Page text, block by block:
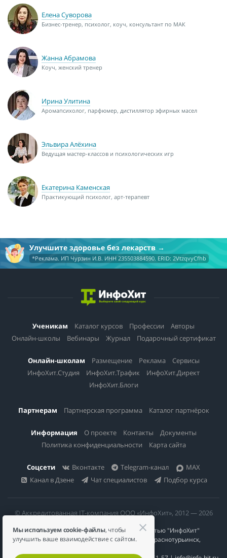
Елена Суворова
Бизнес-тренер, психолог, коуч, консультант по МАК
Жанна Абрамова
Коуч, женский тренер
Ирина Улитина
Аромапсихолог, парфюмер, дистиллятор эфирных масел
Эльвира Алёхина
Ведущая мастер-классов и психологических игр
Екатерина Каменская
Практикующий психолог, арт-терапевт
Улучшите здоровье без лекарств
*Реклама. ИП Чурзин И.В. ИНН 235503884590. ERID: 2VtzqvyCfhb
Ученикам Каталог курсов Профессии
Авторы
Онлайн-школы
Вебинары Журнал Подарочный сертификат
Онлайн-школам Размещение Реклама
Сервисы
ИнфоХит.Студия
ИнфоХит.Трафик
ИнфоХит.Директ
ИнфоХит.Блоги
Партнерам Партнерская программа Каталог партнёрок
Информация О проекте Контакты
Документы
Политика конфиденциальности
Карта сайта
Соцсети Вконтакте Telegram-канал
MAX
Канал в Дзене
Чат специалистов Подбор курса
© Аккредитованная IT-компания ООО «ИнфоХит», 2012 — 2026
Общество с ограниченной ответственностью "ИнфоХит"
624446, Россия, Свердловская область, г. Краснотурьинск,
Мы используем cookie-файлы, чтобы
улучшить ваше взаимодействие с сайтом.